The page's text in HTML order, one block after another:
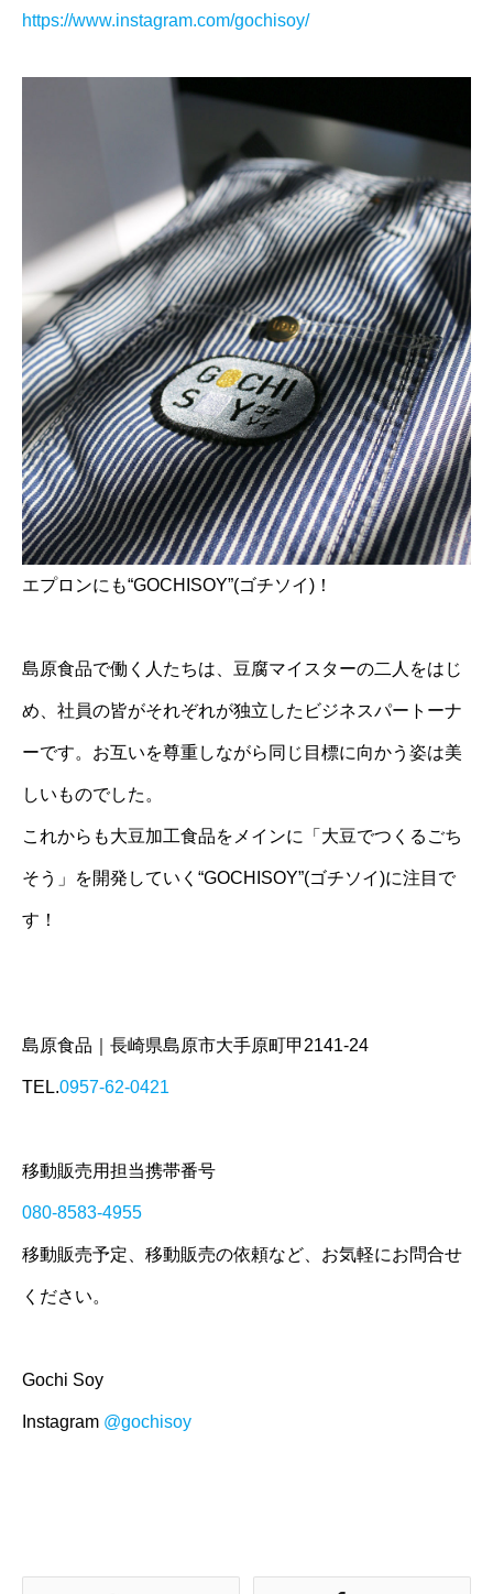
https://www.instagram.com/gochisoy/
エプロンにも“GOCHISOY”(ゴチソイ)！
島原食品で働く人たちは、豆腐マイスターの二人をはじ
め、社員の皆がそれぞれが独立したビジネスパートーナ
ーです。お互いを尊重しながら同じ目標に向かう姿は美
しいものでした。
これからも大豆加工食品をメインに「大豆でつくるごち
そう」を開発していく“GOCHISOY”(ゴチソイ)に注目で
す！
島原食品｜長崎県島原市大手原町甲2141-24
TEL.0957-62-0421
移動販売用担当携帯番号
080-8583-4955
移動販売予定、移動販売の依頼など、お気軽にお問合せ
ください。
Gochi Soy
Instagram @gochisoy